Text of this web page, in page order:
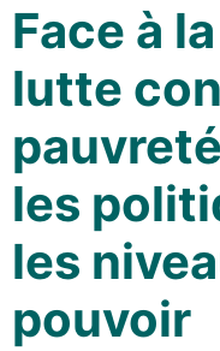
Face à
lutte
les
les
pouvoir